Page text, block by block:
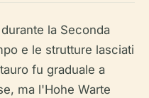
la Seconda
e le strutture lasciati
fu graduale a
ma l'Hohe Warte